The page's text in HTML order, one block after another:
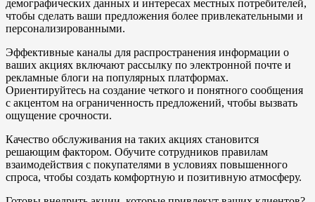
демографических данных и интересах местных потребителей,
чтобы сделать ваши предложения более привлекательными и
персонализированными.
Эффективные каналы для распространения информации о
ваших акциях включают рассылку по электронной почте и
рекламные блоги на популярных платформах.
Ориентируйтесь на создание четкого и понятного сообщения
с акцентом на ограниченность предложений, чтобы вызвать
ощущение срочности.
Качество обслуживания на таких акциях становится
решающим фактором. Обучите сотрудников правилам
взаимодействия с покупателями в условиях повышенного
спроса, чтобы создать комфортную и позитивную атмосферу.